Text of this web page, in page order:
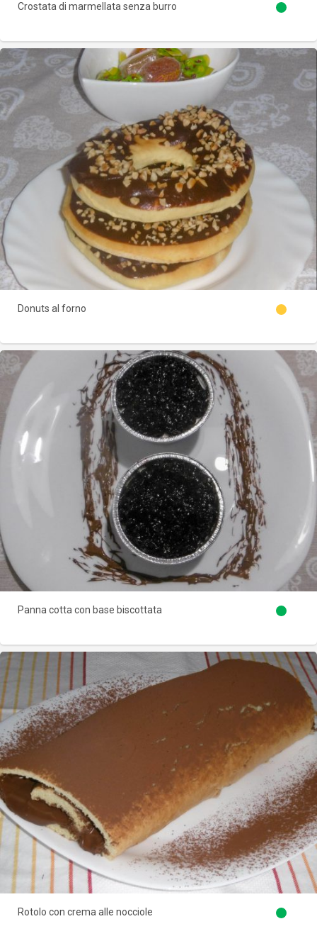
Crostata di marmellata senza burro
Donuts al forno
Panna cotta con base biscottata
Rotolo con crema alle nocciole